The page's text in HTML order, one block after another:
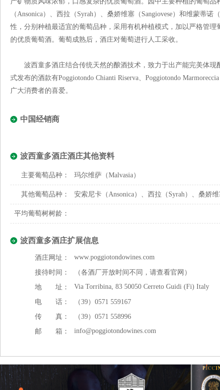
（Ansonica）、西拉（Syrah）、桑娇维塞（Sangiovese）和维蒙蒂
性，分别种植最适宜的葡萄品种，采用有机种植模式，加以严格管
的优质葡萄酒。葡萄成熟后，酒庄对葡萄进行人工采收。
波西童多酒庄结合传统天然的酿酒技术，致力于出产能完美体现
式发布的酒款有Poggiotondo Chianti Riserva、Poggiotondo
广大消费者的喜爱。
中国经销商
波西童多酒庄酒庄其他资料
主要葡萄品种： 玛尔维萨（Malvasia）
其他葡萄品种： 安索尼卡（Ansonica）、西拉（Syrah）、桑娇
平均葡萄树树龄：
波西童多酒庄扩展信息
酒庄网址： www.poggiotondowines.com
接待时间：
（各酒厂开放时间不同，请查看官网）
地 址：
Via Torribina, 83 50050 Cerreto Guidi (Fi) Italy
电 话：
（39）0571 559167
传 真：
（39）0571 558996
邮 箱：
info@poggiotondowines.com